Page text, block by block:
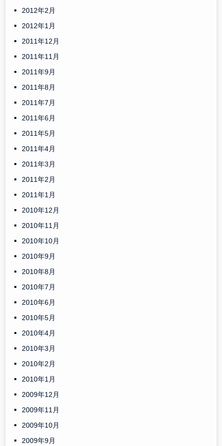
2012年2月
2012年1月
2011年12月
2011年11月
2011年9月
2011年8月
2011年7月
2011年6月
2011年5月
2011年4月
2011年3月
2011年2月
2011年1月
2010年12月
2010年11月
2010年10月
2010年9月
2010年8月
2010年7月
2010年6月
2010年5月
2010年4月
2010年3月
2010年2月
2010年1月
2009年12月
2009年11月
2009年10月
2009年9月